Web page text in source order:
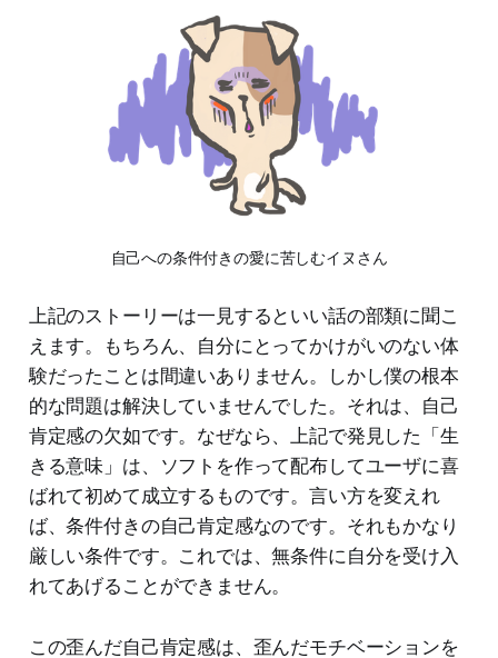
自己への条件付きの愛に苦しむイヌさん
上記のストーリーは一見するといい話の部類に聞こ
えます。もちろん、自分にとってかけがいのない体
験だったことは間違いありません。しかし僕の根本
的な問題は解決していませんでした。それは、自己
肯定感の欠如です。なぜなら、上記で発見した「生
きる意味」は、ソフトを作って配布してユーザに喜
ばれて初めて成立するものです。言い方を変えれ
ば、条件付きの自己肯定感なのです。それもかなり
厳しい条件です。これでは、無条件に自分を受け入
れてあげることができません。
この歪んだ自己肯定感は、歪んだモチベーションを